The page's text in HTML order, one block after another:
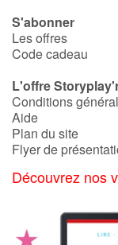
S'abonner
Les offres
Code cadeau
L'offre
Conditions
Aide
Plan du site
Flyer de
Découvrez nos